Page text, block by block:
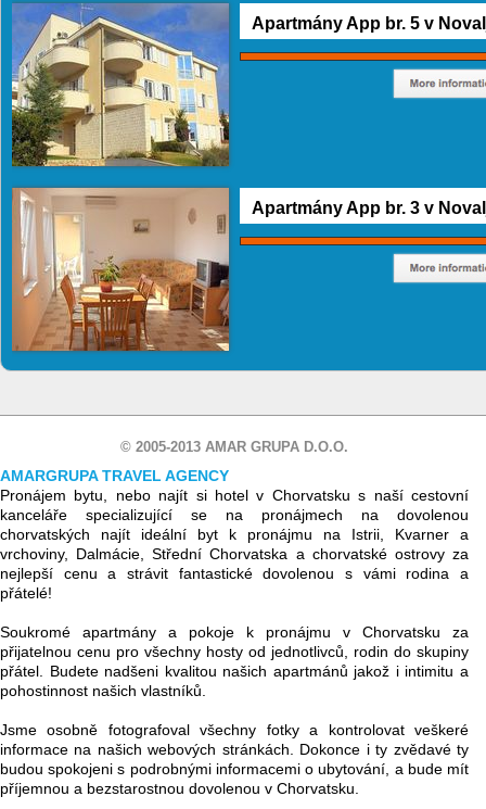
Apartmány App br. 5 v
Apartmány App br. 3 v
© 2005-2013 AMAR GRUPA D.O.O.
AMARGRUPA TRAVEL AGENCY
Pronájem bytu, nebo najít si hotel v Chorvatsku s naší cestovní
kanceláře specializující se na pronájmech na dovolenou
chorvatských najít ideální byt k pronájmu na Istrii, Kvarner a
vrchoviny, Dalmácie, Střední Chorvatska a chorvatské ostrovy za
nejlepší cenu a strávit fantastické dovolenou s vámi rodina a
přátelé!
Soukromé apartmány a pokoje k pronájmu v Chorvatsku za
přijatelnou cenu pro všechny hosty od jednotlivců, rodin do skupiny
přátel. Budete nadšeni kvalitou našich apartmánů jakož i intimitu a
pohostinnost našich vlastníků.
Jsme osobně fotografoval všechny fotky a kontrolovat veškeré
informace na našich webových stránkách. Dokonce i ty zvědavé ty
budou spokojeni s podrobnými informacemi o ubytování, a bude mít
příjemnou a bezstarostnou dovolenou v Chorvatsku.